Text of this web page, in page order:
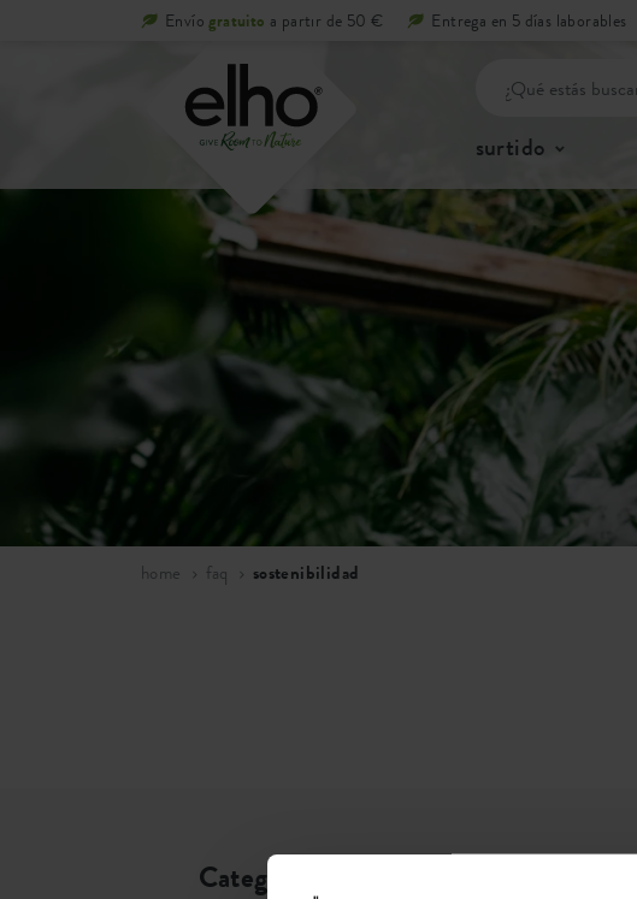
Envíogratuito a partir de 50 € Entrega en 5 días laborables
surtido
home faq sostenibilidad
Categorías